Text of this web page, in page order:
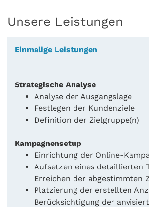
Unsere Leistungen
Einmalige Leistungen
Strategische Analyse
Analyse der Ausgangslage
Festlegen der Kundenziele
Definition der Zielgruppe(n)
Kampagnensetup
Einrichtung der Online-
Aufsetzen eines detaillierten
Erreichen der abgestimmten
Platzierung der erstellten
Berücksichtigung der